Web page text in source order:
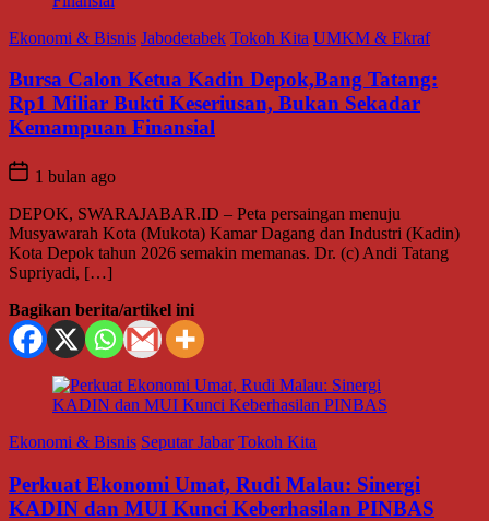
Ekonomi & Bisnis Jabodetabek Tokoh Kita UMKM & Ekraf
Bursa Calon Ketua Kadin Depok,Bang Tatang:
Rp1 Miliar Bukti Keseriusan, Bukan Sekadar
Kemampuan Finansial
1 bulan ago
DEPOK, SWARAJABAR.ID – Peta persaingan menuju
Musyawarah Kota (Mukota) Kamar Dagang dan Industri (Kadin)
Kota Depok tahun 2026 semakin memanas. Dr. (c) Andi Tatang
Supriyadi, […]
Bagikan berita/artikel ini
Ekonomi & Bisnis Seputar Jabar Tokoh Kita
Perkuat Ekonomi Umat, Rudi Malau: Sinergi
KADIN dan MUI Kunci Keberhasilan PINBAS